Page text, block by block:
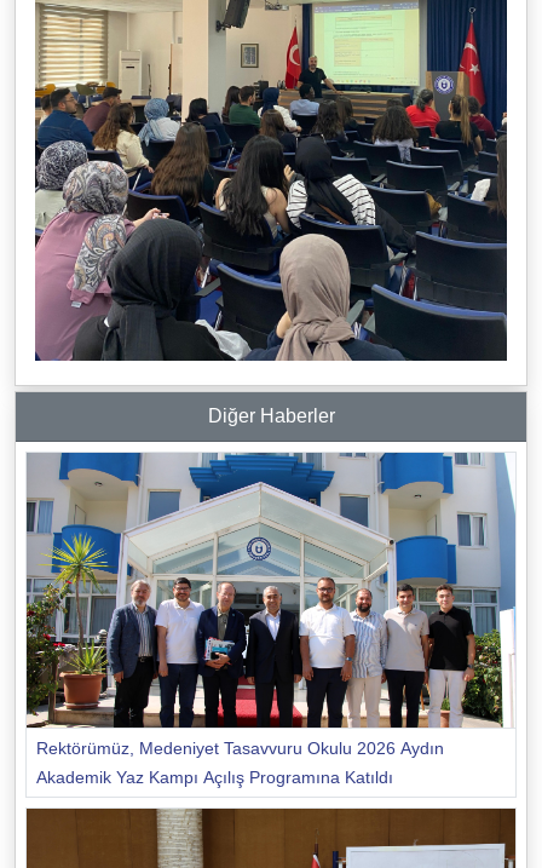
Diğer Haberler
Rektörümüz, Medeniyet Tasavvuru Okulu 2026 Aydın
Akademik Yaz Kampı Açılış Programına Katıldı